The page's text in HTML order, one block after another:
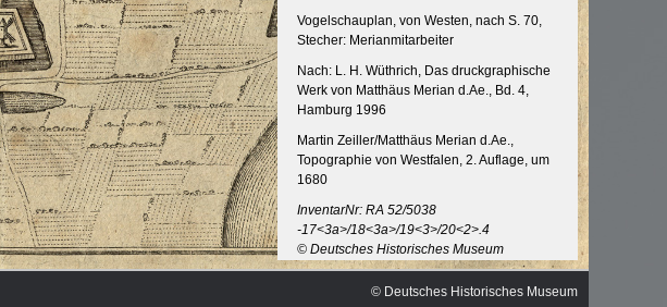
Vogelschauplan, von Westen, nach S. 70,
Stecher: Merianmitarbeiter
Nach: L. H. Wüthrich, Das druckgraphische
Werk von Matthäus Merian d.Ae., Bd. 4,
Hamburg 1996
Martin Zeiller/Matthäus Merian d.Ae.,
Topographie von Westfalen, 2. Auflage, um
1680
InventarNr: RA 52/5038
-17<3a>/18<3a>/19<3>/20<2>.4
© Deutsches Historisches Museum
© Deutsches Historisches Museum